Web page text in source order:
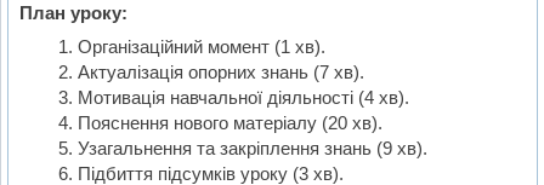
План уроку:
Організаційний момент (1 хв).
Актуалізація опорних знань (7 хв).
Мотивація навчальної діяльності (4 хв).
Пояснення нового матеріалу (20 хв).
Узагальнення та закріплення знань (9 хв).
Підбиття підсумків уроку (3 хв).